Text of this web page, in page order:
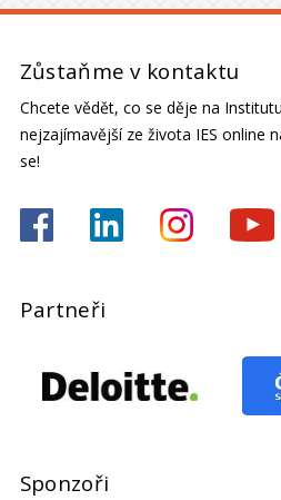
Zůstaňme v kontaktu
Chcete vědět, co se děje na
nejzajímavější ze života IES online
se!
Partneři
Sponzoři